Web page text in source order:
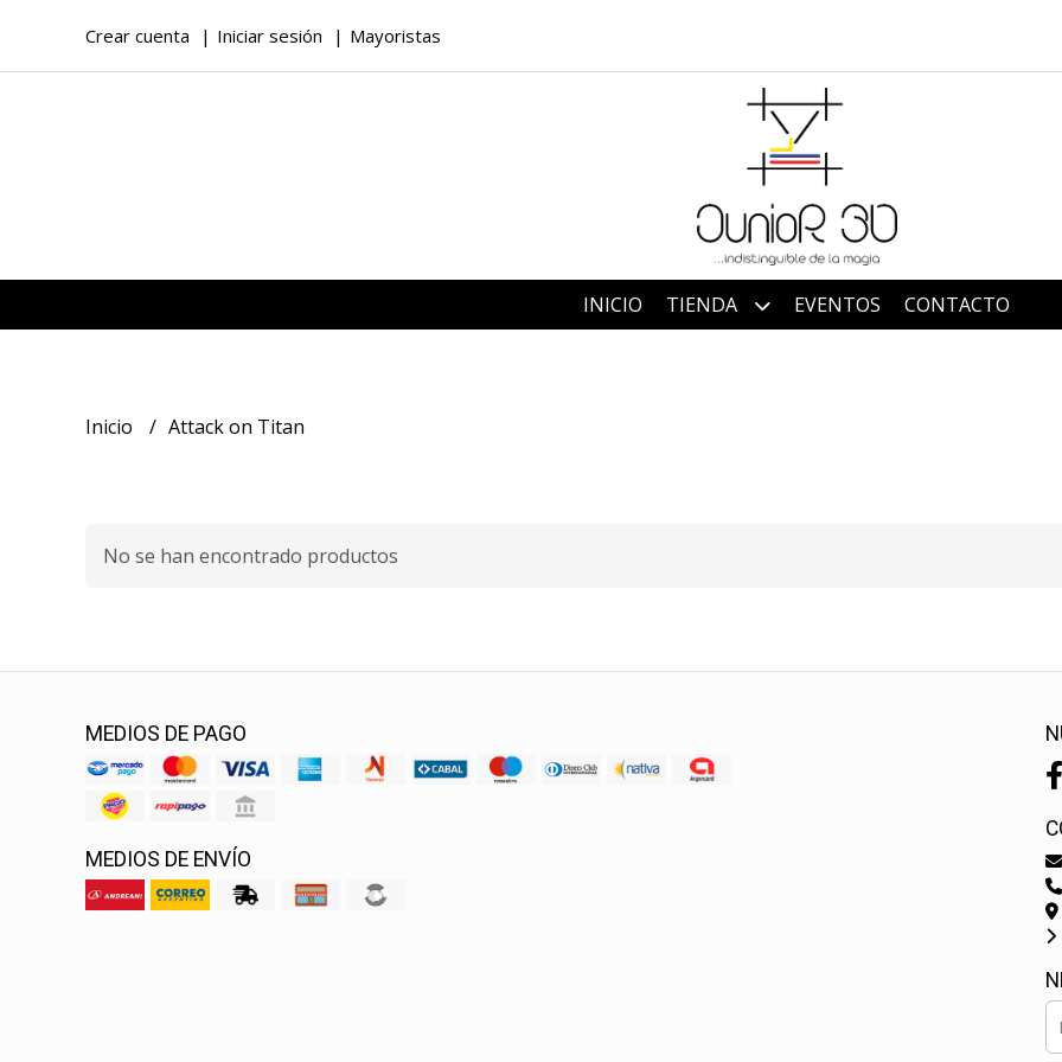
Crear cuenta Iniciar sesión Mayoristas
INICIO TIENDA EVENTOS CONTACTO
Inicio Attack on Titan
No se han encontrado productos
MEDIOS DE PAGO
MEDIOS DE ENVÍO